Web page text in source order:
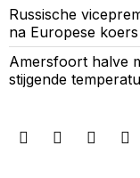
Russische
na Europese
Amersfoort halve
stijgende